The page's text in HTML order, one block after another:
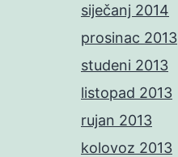
siječanj 2014
prosinac 2013
studeni 2013
listopad 2013
rujan 2013
kolovoz 2013